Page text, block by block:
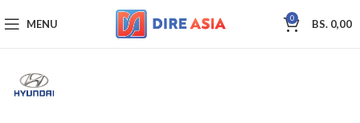
MENU 0 BS. 0,00